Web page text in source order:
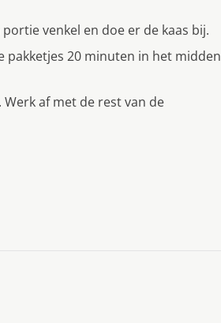
venkel en doe er de kaas bij.
pakketjes 20 minuten in het midden
af met de rest van de